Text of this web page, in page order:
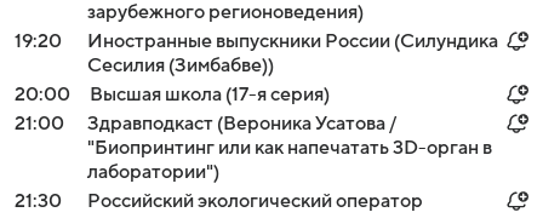
зарубежного регионоведения)
19:20
Иностранные выпускники России (Силундика
Сесилия (Зимбабве))
20:00
Высшая школа (17-я серия)
21:00
Здравподкаст (Вероника Усатова /
"Биопринтинг или как напечатать 3D-орган в
лаборатории")
21:30
Российский экологический оператор